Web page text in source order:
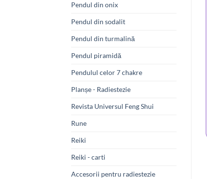
Pendul din onix
Pendul din sodalit
Pendul din turmalină
Pendul piramidă
Pendulul celor 7 chakre
Planșe - Radiestezie
Revista Universul Feng Shui
Rune
Reiki
Reiki - carti
Accesorii pentru radiestezie